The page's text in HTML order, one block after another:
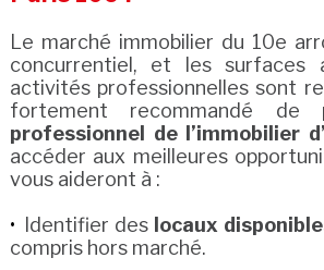
Le marché immobilier du 10e
concurrentiel, et les surfaces
activités professionnelles sont
fortement recommandé de
professionnel de l’immobilier
accéder aux meilleures
vous aideront à :
Identifier des locaux
compris hors marché.